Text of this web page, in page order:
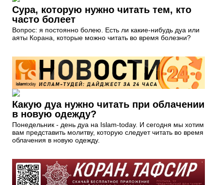
Сура, которую нужно читать тем, кто
часто болеет
Вопрос: я постоянно болею. Есть ли какие-нибудь дуа или
аяты Корана, которые можно читать во время болезни?
Какую дуа нужно читать при облачении
в новую одежду?
Понедельник - день дуа на Islam-today. И сегодня мы хотим
вам представить молитву, которую следует читать во время
облачения в новую одежду.